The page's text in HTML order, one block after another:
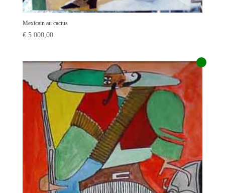
Mexicain au cactus
€5 000,00